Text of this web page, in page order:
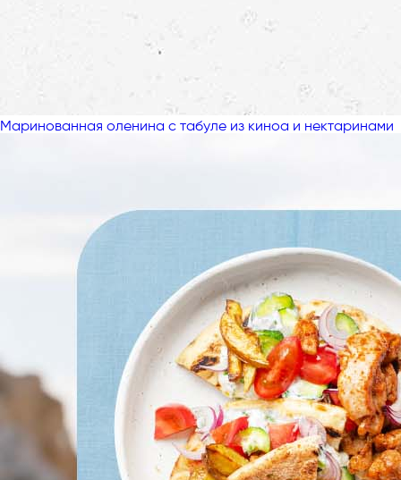
Маринованная оленина с табуле из киноа и нектаринами